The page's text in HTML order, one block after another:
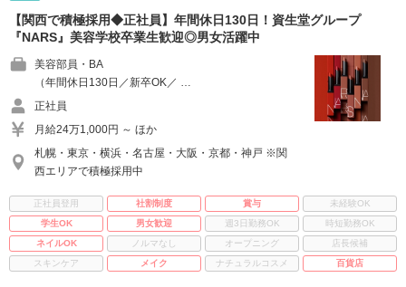
【関西で積極採用◆正社員】年間休日130日！資生堂グループ
『NARS』美容学校卒業生歓迎◎男女活躍中
美容部員・BA
（年間休日130日／新卒OK／ …
正社員
月給24万1,000円 ～ ほか
札幌・東京・横浜・名古屋・大阪・京都・神戸 ※関
西エリアで積極採用中
正社員登用 社割制度 賞与
未経験OK
学生OK
男女歓迎 週3日勤務OK
時短勤務OK
ネイルOK
ノルマなし オープニング
店長候補
スキンケア
メイク ナチュラルコスメ 百貨店